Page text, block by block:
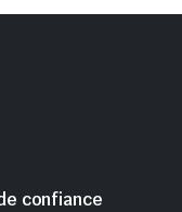
confiance